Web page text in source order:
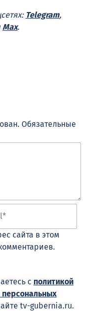
Telegram,
Max.
Обязательные
сайта в этом
с политикой
tv-gubernia.ru.